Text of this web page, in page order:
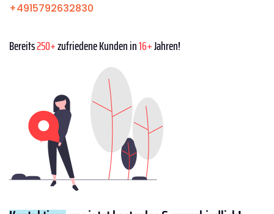
+4915792632830
Bereits250+zufriedene Kunden in16+Jahren!